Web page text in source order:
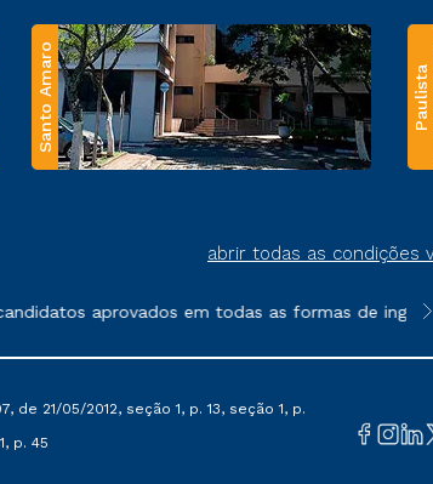
Santo Amaro Paulista
abrir todas as condições
aprovados em todas as formas de
de 21/05/2012, seção 1, p. 13, seção 1, p.
p. 45